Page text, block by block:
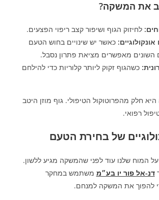
את המשקה?
לחיזוק הגוף ושיפור קצב ריפוי הפצעים.
כאשר יש שינויים בחוש הטעם
השונים מאפשרים מציאת פתרון נסבל.
כשהגוף זקוק ליותר קלוריות כדי להילחם
היא חלק מהפרוטוקול הטיפולי. גוף מוזן היטב
רפואי.
של בחירת הטעם
המוח שלנו עוד לפני שהמשקה מגיע ללשון.
דנ-אל פור יו בע״מ משתמש במחקר
להפוך את המשקה למנחם.